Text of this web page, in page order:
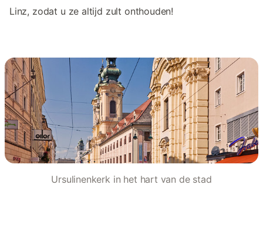
Linz, zodat u ze altijd zult onthouden!
Ursulinenkerk in het hart van de stad